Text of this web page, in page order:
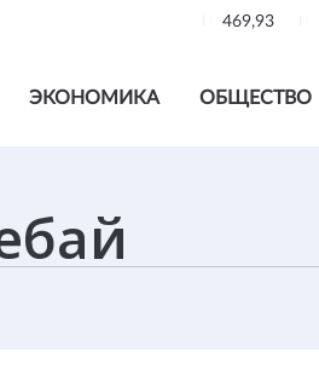
469,93
ЭКОНОМИКА ОБЩЕСТВО